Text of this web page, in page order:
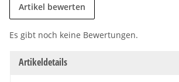
Artikel bewerten
Es gibt noch keine Bewertungen.
Artikeldetails